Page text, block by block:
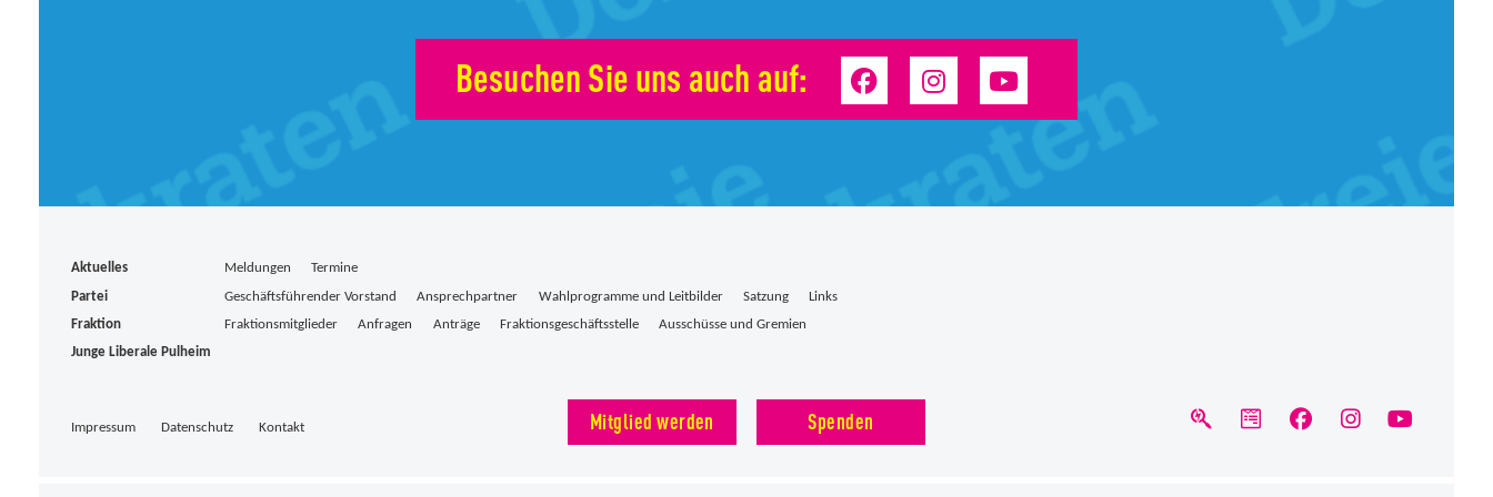
Besuchen Sie uns auch auf:
Aktuelles Meldungen
Termine
Partei
Geschäftsführender Vorstand Ansprechpartner Wahlprogramme und Leitbilder Satzung
Links
Fraktion
Fraktionsmitglieder Anfragen Anträge Fraktionsgeschäftsstelle
Ausschüsse und Gremien
Junge Liberale Pulheim
Impressum Datenschutz Kontakt Mitglied werden Spenden